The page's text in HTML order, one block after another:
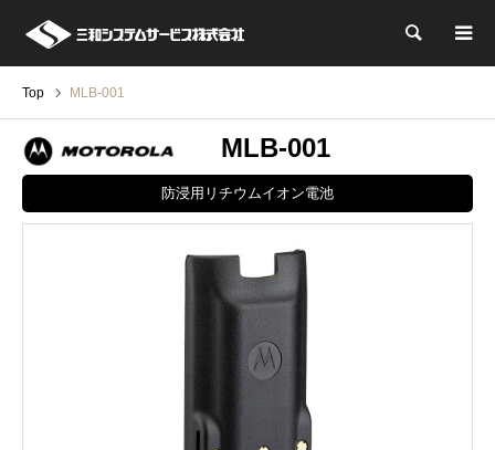
検索
Top MLB-001
MLB-001
防浸用リチウムイオン電池